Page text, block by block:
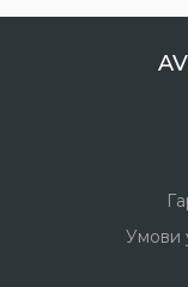
Умови